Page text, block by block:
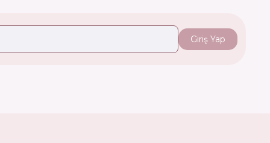
Giriş Yap